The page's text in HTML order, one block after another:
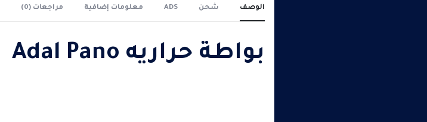
الوصف شحن ADS معلومات إضافية مراجعات (0)
بواطة حراريه Adal Pano